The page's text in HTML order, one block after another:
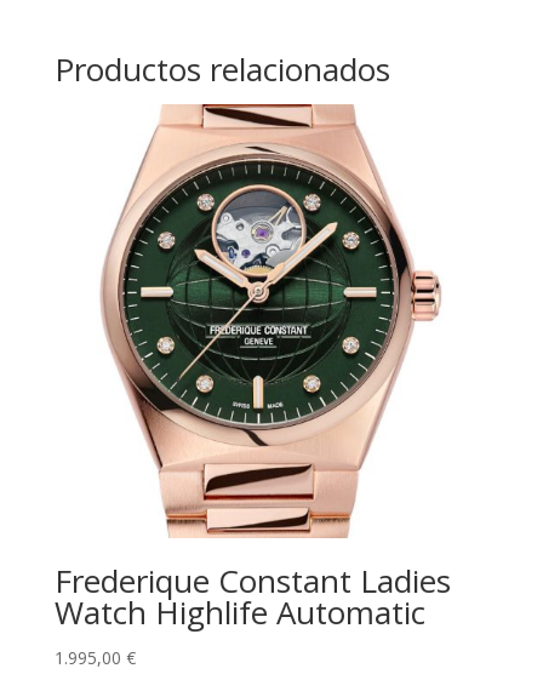
Productos relacionados
Frederique Constant Ladies
Watch Highlife Automatic
1.995,00 €